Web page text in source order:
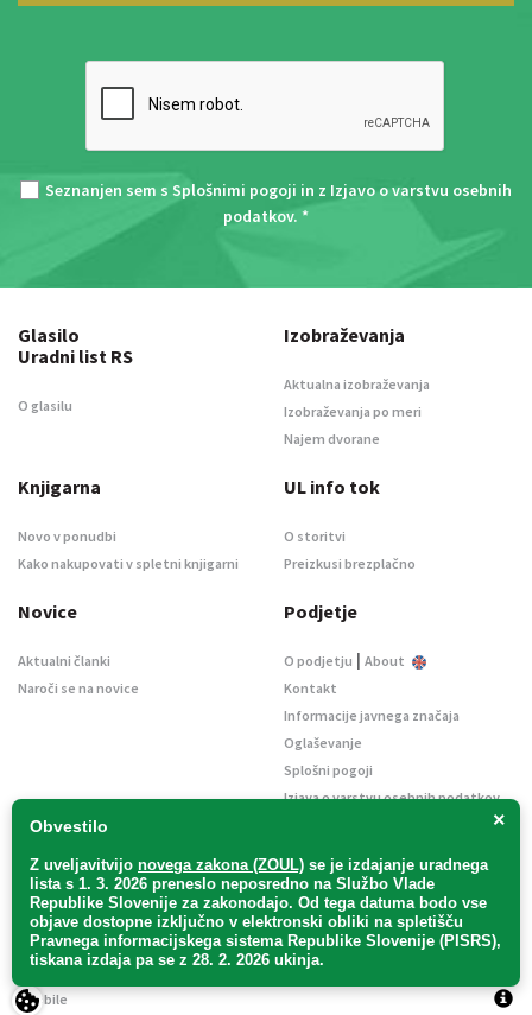
Seznanjen sem s Splošnimi pogoji in z Izjavo o varstvu osebnih
podatkov. *
×
Obvestilo
Z uveljavitvijo novega zakona (ZOUL) se je izdajanje uradnega
lista s 1. 3. 2026 preneslo neposredno na Službo Vlade
Republike Slovenije za zakonodajo. Od tega datuma bodo vse
objave dostopne izključno v elektronski obliki na spletišču
Pravnega informacijskega sistema Republike Slovenije (PISRS),
tiskana izdaja pa se z 28. 2. 2026 ukinja.
Glasilo
Uradni list RS
O glasilu
Izobraževanja
Aktualna izobraževanja
Izobraževanja po meri
Najem dvorane
Knjigarna
Novo v ponudbi
Kako nakupovati v spletni knjigarni
UL info tok
O storitvi
Preizkusi brezplačno
Novice
Aktualni članki
Naroči se na novice
Podjetje
O podjetju | About
Kontakt
Informacije javnega značaja
Oglaševanje
Splošni pogoji
Izjava o varstvu osebnih podatkov
Uradni list d. o. o. – v likvidaciji / Vse pravice pridržane.
2Mobile